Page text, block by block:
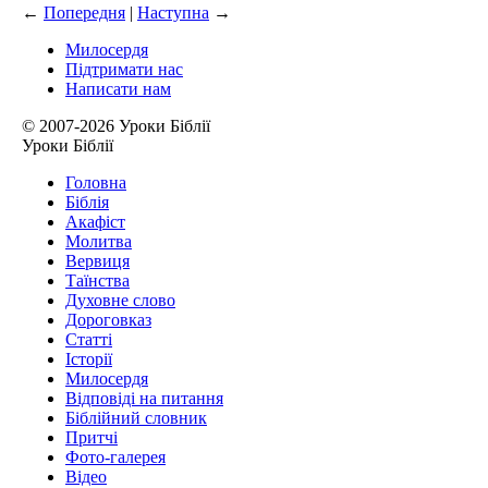
← Попередня | Наступна →
Милосердя
Підтримати нас
Написати нам
© 2007-2026 Уроки Біблії
Уроки Біблії
Головна
Біблія
Акафіст
Молитва
Вервиця
Таїнства
Духовне слово
Дороговказ
Cтатті
Історії
Милосердя
Відповіді на питання
Біблійний словник
Притчі
Фото-галерея
Відео